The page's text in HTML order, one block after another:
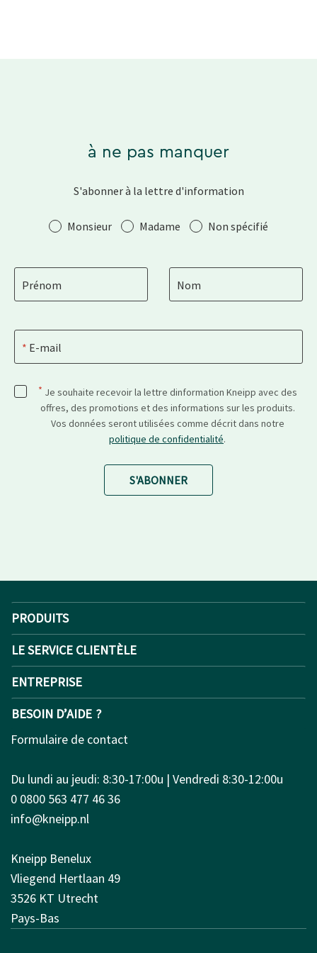
à ne pas manquer
S'abonner à la lettre d'information
SalutationMonsieur Madame Non spécifié
Prénom Nom
E-mail
* Je souhaite recevoir la lettre dinformation Kneipp avec des
offres, des promotions et des informations sur les produits.
Vos données seront utilisées comme décrit dans notre
politique de confidentialité.
S'ABONNER
PRODUITS
LE SERVICE CLIENTÈLE
ENTREPRISE
BESOIN D’AIDE ?
Formulaire de contact
Du lundi au jeudi: 8:30-17:00u | Vendredi 8:30-12:00u
0 0800 563 477 46 36
info@kneipp.nl
Kneipp Benelux
Vliegend Hertlaan 49
3526 KT Utrecht
Pays-Bas